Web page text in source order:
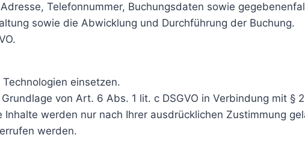
Telefonnummer, Buchungsdaten sowie
sowie die Abwicklung und Durchführung der Buchung.
einsetzen.
von Art. 6 Abs. 1 lit. c DSGVO in Verbindung mit §
werden nur nach Ihrer ausdrücklichen Zustimmung
werden.